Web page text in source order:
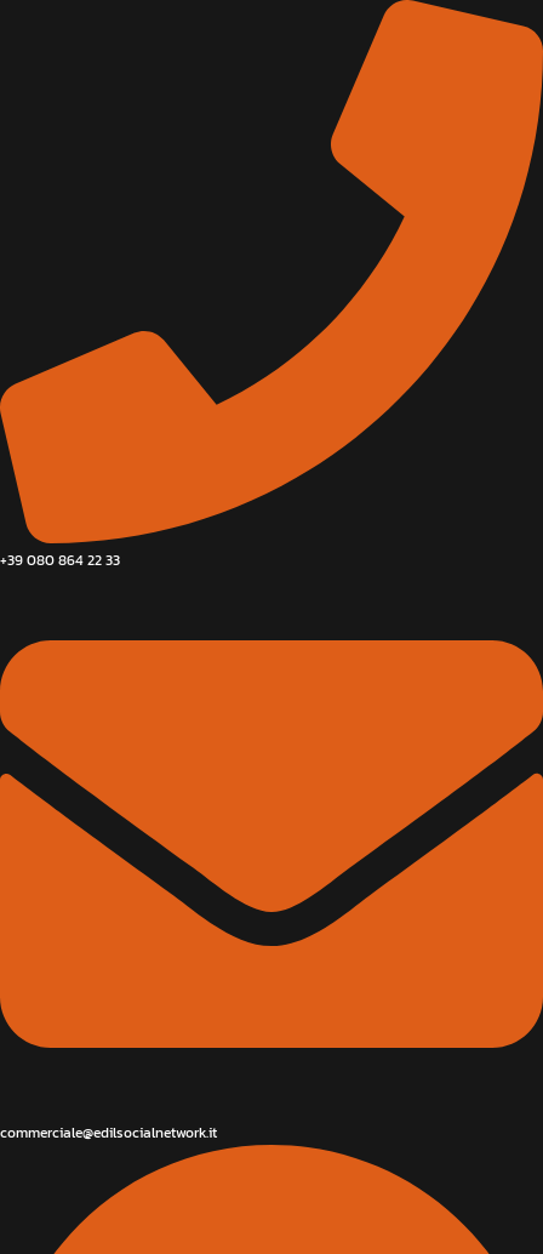
+39 080 864 22 33
commerciale@edilsocialnetwork.it